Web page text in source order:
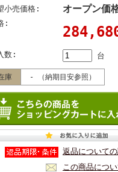
小売価格: オープン価
:
数: 台
庫 - （納期目安参照）
返品について
この商品につ